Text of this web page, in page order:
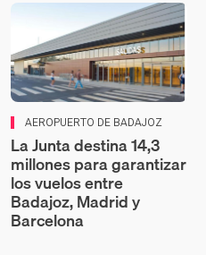
AEROPUERTO DE BADAJOZ
La Junta destina 14,3
millones para garantizar
los vuelos entre
Badajoz, Madrid y
Barcelona